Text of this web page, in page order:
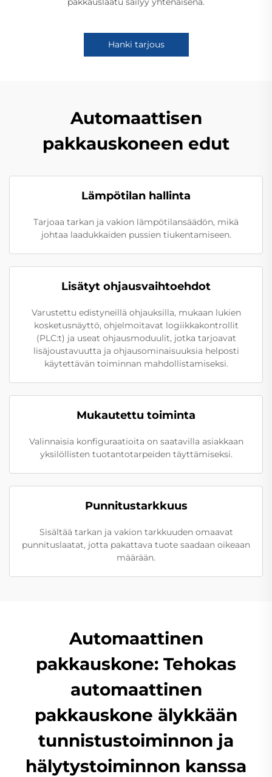
Hanki tarjous
Automaattisen
pakkauskoneen edut
Lämpötilan hallinta
Tarjoaa tarkan ja vakion lämpötilansäädön, mikä
johtaa laadukkaiden pussien tiukentamiseen.
Lisätyt ohjausvaihtoehdot
Varustettu edistyneillä ohjauksilla, mukaan lukien
kosketusnäyttö, ohjelmoitavat logiikkakontrollit
(PLC:t) ja useat ohjausmoduulit, jotka tarjoavat
lisäjoustavuutta ja ohjausominaisuuksia helposti
käytettävän toiminnan mahdollistamiseksi.
Mukautettu toiminta
Valinnaisia konfiguraatioita on saatavilla asiakkaan
yksilöllisten tuotantotarpeiden täyttämiseksi.
Punnitustarkkuus
Sisältää tarkan ja vakion tarkkuuden omaavat
punnituslaatat, jotta pakattava tuote saadaan oikeaan
määrään.
Automaattinen
pakkauskone: Tehokas
automaattinen
pakkauskone älykkään
tunnistustoiminnon ja
hälytystoiminnon kanssa